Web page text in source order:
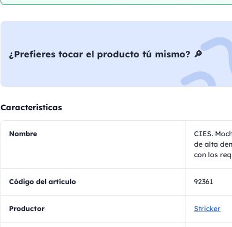
¿Prefieres tocar el producto tú mismo? 🔎
Caracteristicas
Nombre
CIES.
de alta
con los
Código del artículo 92361
Productor Stricker